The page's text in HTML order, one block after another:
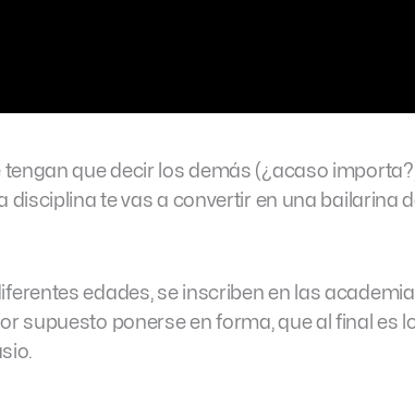
que decir los demás (¿acaso
disciplina te vas a convertir en una bailarina
edades, se inscriben en las
supuesto ponerse en forma, que al final es